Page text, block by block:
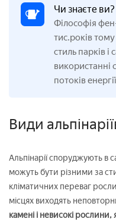
Чи знаєте ви?
Філософія
тис.років
стиль парків і
використанні
потоків
Види
Альпінарії споруджують в
можуть бути різними за
кліматичних переваг
місцях виходять
камені і невисокі